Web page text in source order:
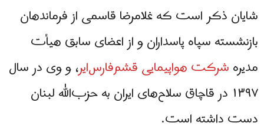
شایان ذکر است که غلامرضا قاسمی از فرماندهان
بازنشسته سپاه پاسداران و از اعضای سابق هیأت
مدیرهشرکت هواپیمایی قشم‌فارس‌ایر، و وی در سال
۱۳۹۷ در قاچاق سلاح‌های ایران به حزب‌الله لبنان
دست داشته است.